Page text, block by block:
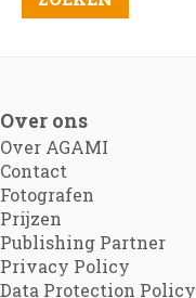
Over ons
Over AGAMI
Contact
Fotografen
Prijzen
Publishing Partner
Privacy Policy
Data Protection Policy